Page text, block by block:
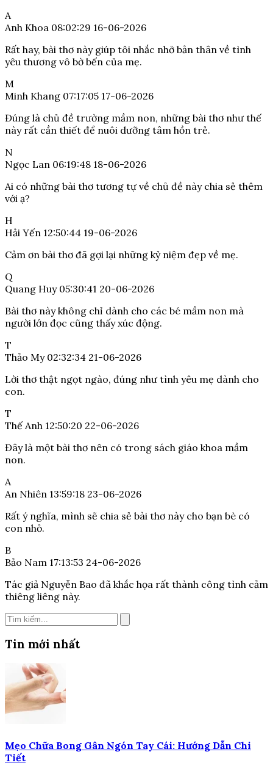
A
Anh Khoa 08:02:29 16-06-2026
Rất hay, bài thơ này giúp tôi nhắc nhở bản thân về tình
yêu thương vô bờ bến của mẹ.
M
Minh Khang 07:17:05 17-06-2026
Đúng là chủ đề trường mầm non, những bài thơ như thế
này rất cần thiết để nuôi dưỡng tâm hồn trẻ.
N
Ngọc Lan 06:19:48 18-06-2026
Ai có những bài thơ tương tự về chủ đề này chia sẻ thêm
với ạ?
H
Hải Yến 12:50:44 19-06-2026
Cảm ơn bài thơ đã gợi lại những kỷ niệm đẹp về mẹ.
Q
Quang Huy 05:30:41 20-06-2026
Bài thơ này không chỉ dành cho các bé mầm non mà
người lớn đọc cũng thấy xúc động.
T
Thảo My 02:32:34 21-06-2026
Lời thơ thật ngọt ngào, đúng như tình yêu mẹ dành cho
con.
T
Thế Anh 12:50:20 22-06-2026
Đây là một bài thơ nên có trong sách giáo khoa mầm
non.
A
An Nhiên 13:59:18 23-06-2026
Rất ý nghĩa, mình sẽ chia sẻ bài thơ này cho bạn bè có
con nhỏ.
B
Bảo Nam 17:13:53 24-06-2026
Tác giả Nguyễn Bao đã khắc họa rất thành công tình cảm
thiêng liêng này.
Tin mới nhất
Mẹo Chữa Bong Gân Ngón Tay Cái: Hướng Dẫn Chi
Tiết